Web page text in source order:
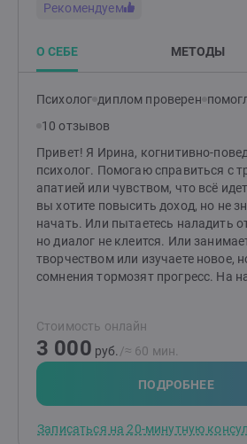
Рекомендуем
О СЕБЕ МЕТОДЫ
Психолог диплом проверен
10 отзывов
Привет! Я Ирина, когнитивно-
психолог. Помогаю справиться с
апатией или чувством, что всё
вы хотите повысить доход, но не
начать. Или пытаетесь наладить
но диалог не клеится. Или
творчеством или изучаете новое,
сомнения тормозят прогресс. На
справляться с эмоциональными
давлением. — Укрепите
бояться ошибок и начнете
опыт: 7 лет назад я сама
депрессией. Благодаря терапии и
вам. Не даю «волшебных
Стоимость онлайн
3 000 руб. /≈ 60 мин.
ПОДРОБНЕЕ
Записаться на 20-минутную